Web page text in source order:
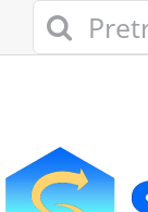
Search
for:
Eko